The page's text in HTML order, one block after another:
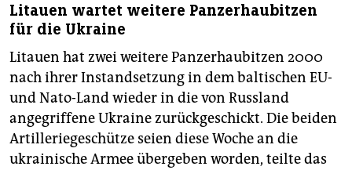
Litauen wartet weitere Panzerhaubitzen
für die Ukraine
Litauen hat zwei weitere Panzerhaubitzen 2000
nach ihrer Instandsetzung in dem baltischen EU-
und Nato-Land wieder in die von Russland
angegriffene Ukraine zurückgeschickt. Die beiden
Artilleriegeschütze seien diese Woche an die
ukrainische Armee übergeben worden, teilte das